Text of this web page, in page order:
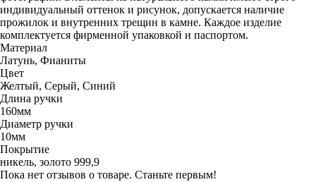
индивидуальный оттенок и рисунок, допускается наличие
прожилок и внутренних трещин в камне. Каждое изделие
комплектуется фирменной упаковкой и паспортом.
Материал
Латунь, Фианиты
Цвет
Желтый, Серый, Синий
Длина ручки
160мм
Диаметр ручки
10мм
Покрытие
никель, золото 999,9
Пока нет отзывов о товаре. Станьте первым!